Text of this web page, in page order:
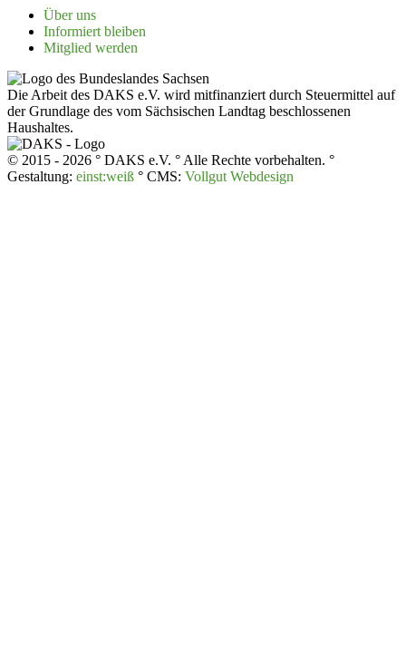
Über uns
Infor­miert bleiben
Mitglied werden
Die Arbeit des DAKS e.V. wird mitfinanziert durch Steuermittel auf
der Grundlage des vom Sächsischen Landtag beschlossenen
Haushaltes.
© 2015 - 2026 ° DAKS e.V. ° Alle Rechte vorbehalten. °
Gestaltung: einst:weiß ° CMS: Vollgut Webdesign